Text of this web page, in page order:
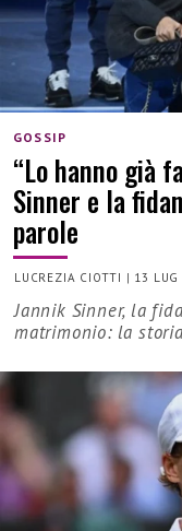
GOSSIP
“Lo hanno già
Sinner e la
parole
LUCREZIA CIOTTI | 13
Jannik Sinner, la
matrimonio: la